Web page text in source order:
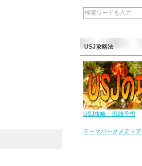
USJ攻略法
USJ攻略・混雑予想
テーマパークメディ